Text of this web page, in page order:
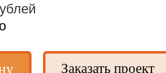
Заказать проект